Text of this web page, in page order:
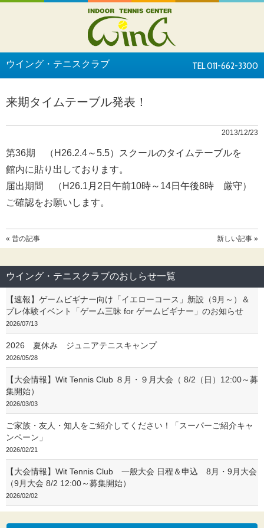
ウイング・テニスクラブ TEL 011-662-3300
来期タイムテーブル発表！
2013/12/23
第36期 （H26.2.4～5.5）スクールのタイムテーブルを
館内に貼り出しております。
届出期間 （H26.1月2日午前10時～14日午後8時 厳守）
ご確認をお願いします。
« 昔の記事 新しい記事 »
ウイング・テニスクラブのおしらせ一覧
【速報】ゲームビギナー向け「イエローコース」新設（9月～）＆
プレ体験イベント「ゲーム三昧 for ゲームビギナー」のお知らせ
2026/07/13
2026 夏休み ジュニアテニスキャンプ
2026/05/28
【大会情報】Wit Tennis Club ８月・９月大会（ 8/2（日）12:00～募
集開始）
2026/03/03
ご家族・友人・知人をご紹介してください！「スーパーご紹介キャ
ンペーン」
2026/02/21
【大会情報】Wit Tennis Club 一般大会 日程＆申込 8月・9月大会
（9月大会 8/2 12:00～募集開始）
2026/02/02